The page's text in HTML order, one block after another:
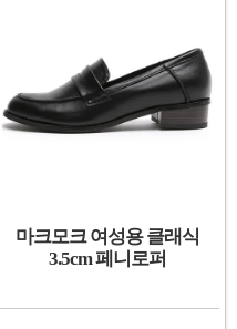
마크모크 여성용 클래식
3.5cm 페니로퍼